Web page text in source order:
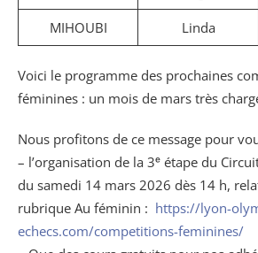
MIHOUBI Linda
Voici le programme des prochaines
féminines : un mois de mars très
Nous profitons de ce message pour
– l’organisation de la 3ᵉ étape du
du samedi 14 mars 2026 dès 14 h,
rubrique Au féminin : https://lyon-
echecs.com/competitions-feminines/